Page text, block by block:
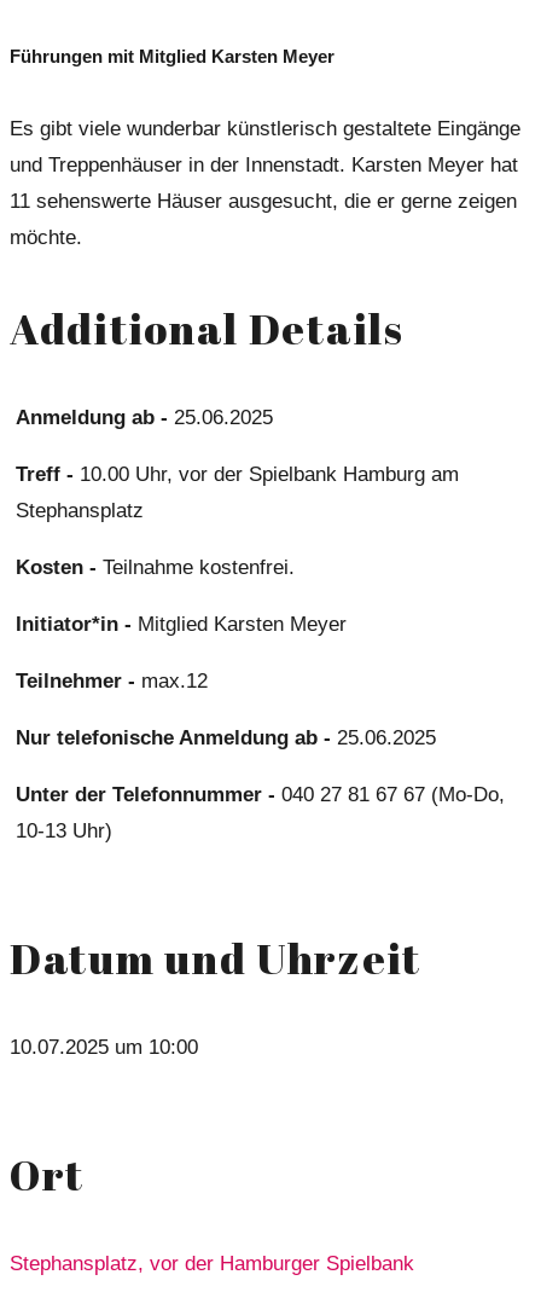
Führungen mit Mitglied Karsten Meyer
Es gibt viele wunderbar künstlerisch gestaltete Eingänge
und Treppenhäuser in der Innenstadt. Karsten Meyer hat
11 sehenswerte Häuser ausgesucht, die er gerne zeigen
möchte.
Additional Details
Anmeldung ab - 25.06.2025
Treff - 10.00 Uhr, vor der Spielbank Hamburg am
Stephansplatz
Kosten - Teilnahme kostenfrei.
Initiator*in - Mitglied Karsten Meyer
Teilnehmer - max.12
Nur telefonische Anmeldung ab - 25.06.2025
Unter der Telefonnummer - 040 27 81 67 67 (Mo-Do,
10-13 Uhr)
Datum und Uhrzeit
10.07.2025 um 10:00
Ort
Stephansplatz, vor der Hamburger Spielbank